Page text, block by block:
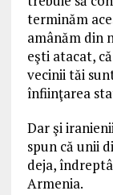
terminăm
amânăm din
eşti atacat,
vecinii tăi
înfiinţarea
Dar şi
spun că unii
deja,
Armenia.